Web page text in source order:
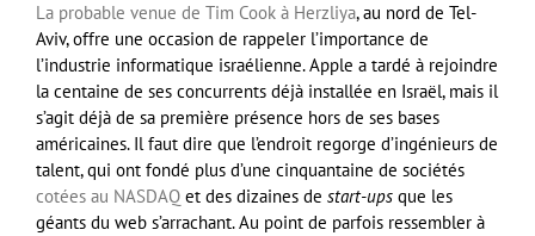
La probable venue de Tim Cook à Herzliya, au nord de Tel-
Aviv, offre une occasion de rappeler l’importance de
l’industrie informatique israélienne. Apple a tardé à rejoindre
la centaine de ses concurrents déjà installée en Israël, mais il
s’agit déjà de sa première présence hors de ses bases
américaines. Il faut dire que l’endroit regorge d’ingénieurs de
talent, qui ont fondé plus d’une cinquantaine de sociétés
cotées au NASDAQ et des dizaines de start-ups que les
géants du web s’arrachant. Au point de parfois ressembler à